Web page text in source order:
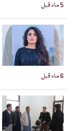
5 ماہ قبل
6 ماہ قبل